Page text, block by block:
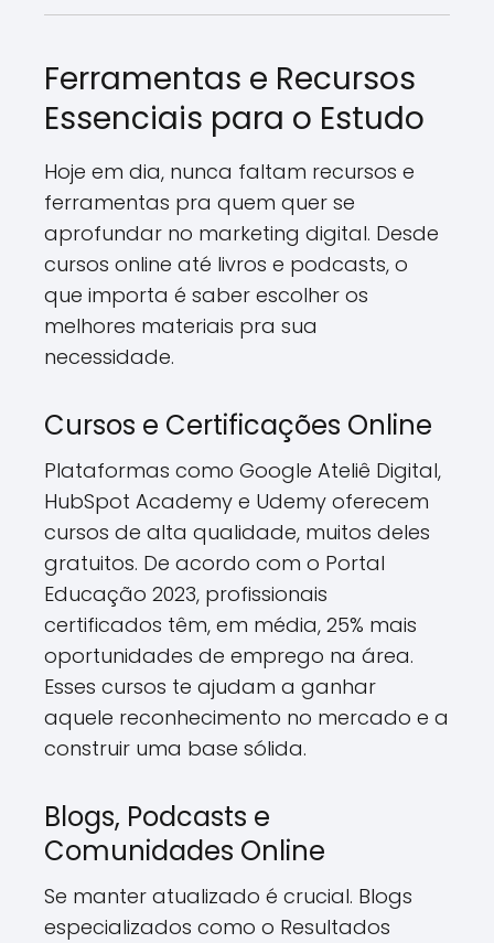
Ferramentas e Recursos
Essenciais para o Estudo
Hoje em dia, nunca faltam recursos e
ferramentas pra quem quer se
aprofundar no marketing digital. Desde
cursos online até livros e podcasts, o
que importa é saber escolher os
melhores materiais pra sua
necessidade.
Cursos e Certificações Online
Plataformas como Google Ateliê Digital,
HubSpot Academy e Udemy oferecem
cursos de alta qualidade, muitos deles
gratuitos. De acordo com o Portal
Educação 2023, profissionais
certificados têm, em média, 25% mais
oportunidades de emprego na área.
Esses cursos te ajudam a ganhar
aquele reconhecimento no mercado e a
construir uma base sólida.
Blogs, Podcasts e
Comunidades Online
Se manter atualizado é crucial. Blogs
especializados como o Resultados